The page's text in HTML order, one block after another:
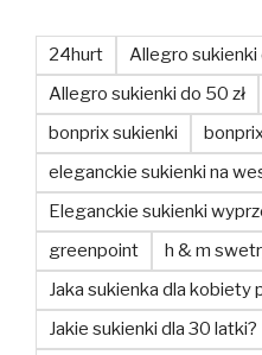
24hurt
Allegro
Allegro sukienki do 50 zł
bonprix sukienki
eleganckie sukienki na
Eleganckie sukienki
greenpoint
h & m
Jaka sukienka dla kobiety
Jakie sukienki dla 30 latki?